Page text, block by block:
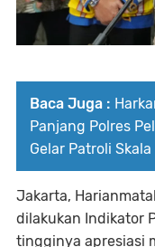
Baca Juga :
Panjang Polres
Gelar Patroli
Jakarta,
dilakukan Indikator
tingginya apresiasi